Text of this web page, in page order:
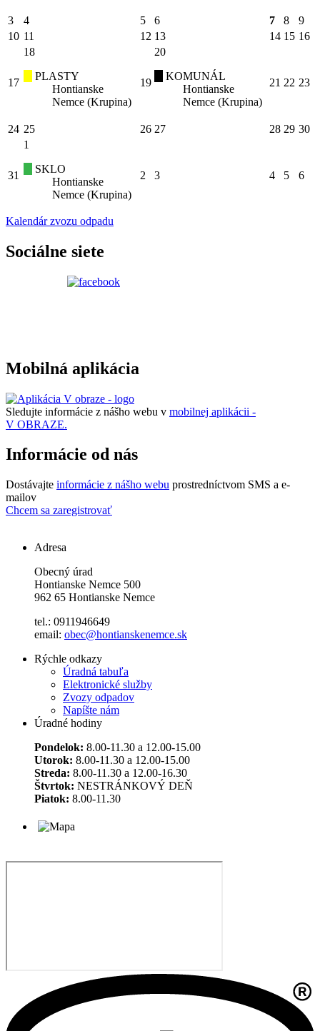
3 4 5 6 7 8
9
10 11 12 13 14 15 16
17
18
PLASTY
Hontianske
Nemce (Krupina)
19
20
KOMUNÁL
Hontianske
Nemce (Krupina)
21 22 23
24 25 26 27 28 29 30
31
1
SKLO
Hontianske
Nemce (Krupina)
2 3 4 5 6
Kalendár zvozu odpadu
Sociálne siete
Mobilná aplikácia
Sledujte informácie z nášho webu v mobilnej aplikácii -
V OBRAZE.
Informácie od nás
Dostávajte informácie z nášho webu prostredníctvom SMS a e-
mailov
Chcem sa zaregistrovať
Adresa
Obecný úrad
Hontianske Nemce 500
962 65 Hontianske Nemce
tel.: 0911946649
email: obec@hontianskenemce.sk
Rýchle odkazy
Úradná tabuľa
Elektronické služby
Zvozy odpadov
Napíšte nám
Úradné hodiny
Pondelok: 8.00-11.30 a 12.00-15.00
Utorok: 8.00-11.30 a 12.00-15.00
Streda: 8.00-11.30 a 12.00-16.30
Štvrtok: NESTRÁNKOVÝ DEŇ
Piatok: 8.00-11.30